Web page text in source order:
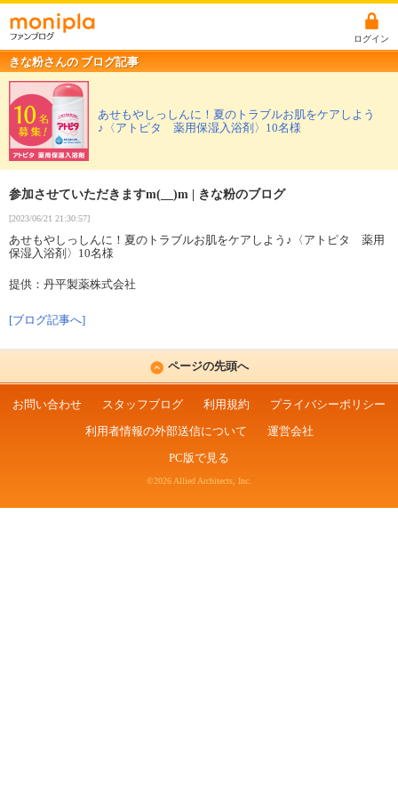
ログイン
きな粉さんの ブログ記事
あせもやしっしんに！夏のトラブルお肌をケアしよう
♪〈アトピタ 薬用保湿入浴剤〉10名様
参加させていただきますm(__)m | きな粉のブログ
[2023/06/21 21:30:57]
あせもやしっしんに！夏のトラブルお肌をケアしよう♪〈アトピタ 薬用
保湿入浴剤〉10名様
提供：丹平製薬株式会社
[ブログ記事へ]
ページの先頭へ
お問い合わせ スタッフブログ 利用規約
プライバシーポリシー
利用者情報の外部送信について
運営会社
PC版で見る
©2026 Allied Architects, Inc.